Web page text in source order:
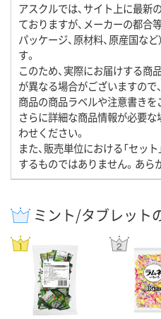
アスクルでは、サイト上に最新
ておりますが、メーカーの都合等
パッケージ、原材料、原産国な
す。
このため、実際にお届けする商
が異なる場合がございますので
商品の商品ラベルや注意書きを
さらに詳細な商品情報が必要な
わせください。
また、販売単位における「セッ
するものではありません。あら
ミント/タブレット